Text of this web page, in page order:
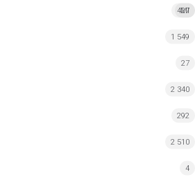
MI
427
1 549
27
2 340
292
2 510
4